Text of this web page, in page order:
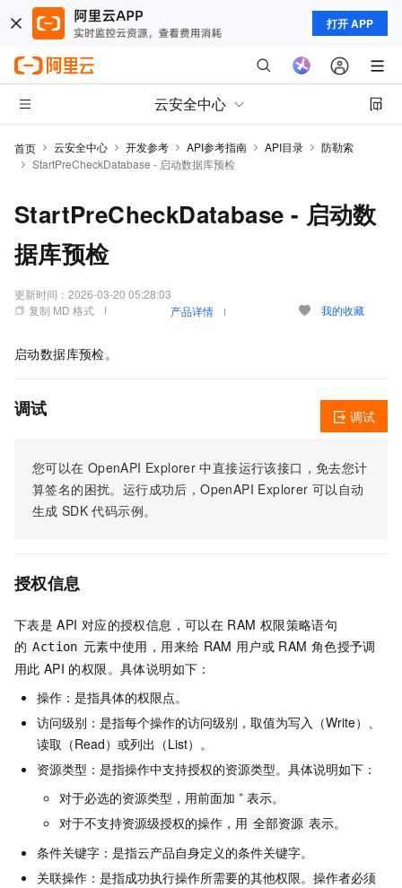
打开 APP
云安全中心
首页 云安全中心 开发参考 API参考指南 API目录
防勒索
StartPreCheckDatabase - 启动数据库预检
StartPreCheckDatabase - 启动数
据库预检
更新时间： 2026-03-20 05:28:03
复制 MD 格式
产品详情 我的收藏
启动数据库预检。
调试
您可以在 OpenAPI Explorer 中直接运行该接口，免去您计
算签名的困扰。运行成功后，OpenAPI Explorer 可以自动
生成 SDK 代码示例。
调试
授权信息
下表是 API 对应的授权信息，可以在 RAM 权限策略语句
的 Action 元素中使用，用来给 RAM 用户或 RAM 角色授予调
用此 API 的权限。具体说明如下：
操作：是指具体的权限点。
访问级别：是指每个操作的访问级别，取值为写入（Write）、
读取（Read）或列出（List）。
资源类型：是指操作中支持授权的资源类型。具体说明如下：
对于必选的资源类型，用前面加 * 表示。
对于不支持资源级授权的操作，用 全部资源 表示。
条件关键字：是指云产品自身定义的条件关键字。
关联操作：是指成功执行操作所需要的其他权限。操作者必须